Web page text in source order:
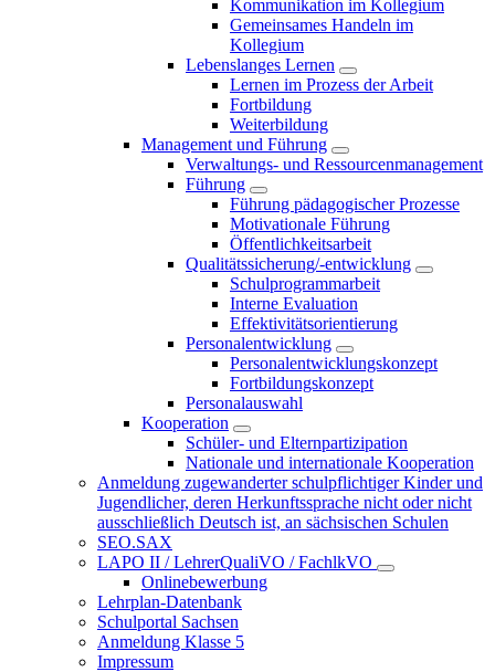
Kommunikation im Kollegium
Gemeinsames Handeln im
Kollegium
Lebenslanges Lernen
Lernen im Prozess der Arbeit
Fortbildung
Weiterbildung
Management und Führung
Verwaltungs- und Ressourcenmanagement
Führung
Führung pädagogischer Prozesse
Motivationale Führung
Öffentlichkeitsarbeit
Qualitätssicherung/-entwicklung
Schulprogrammarbeit
Interne Evaluation
Effektivitätsorientierung
Personalentwicklung
Personalentwicklungskonzept
Fortbildungskonzept
Personalauswahl
Kooperation
Schüler- und Elternpartizipation
Nationale und internationale Kooperation
Anmeldung zugewanderter schulpflichtiger Kinder und
Jugendlicher, deren Herkunftssprache nicht oder nicht
ausschließlich Deutsch ist, an sächsischen Schulen
SEO.SAX
LAPO II / LehrerQualiVO / FachlkVO
Onlinebewerbung
Lehrplan-Datenbank
Schulportal Sachsen
Anmeldung Klasse 5
Impressum